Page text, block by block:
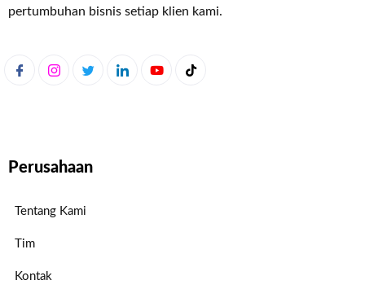
pertumbuhan bisnis setiap klien kami.
Perusahaan
Tentang Kami
Tim
Kontak